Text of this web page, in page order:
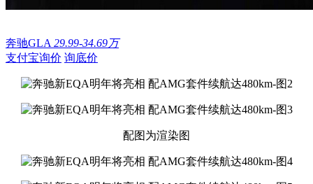
奔驰GLA 29.99-34.69万
支付宝询价 询底价
配图为渲染图